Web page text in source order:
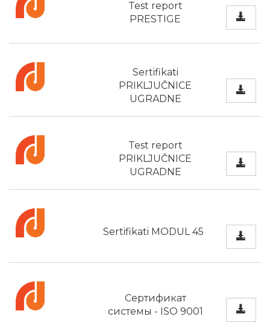
Test report
PRESTIGE
Sertifikati
PRIKLJUČNICE
UGRADNE
Test report
PRIKLJUČNICE
UGRADNE
Sertifikati MODUL 45
Сертификат
системы - ISO 9001